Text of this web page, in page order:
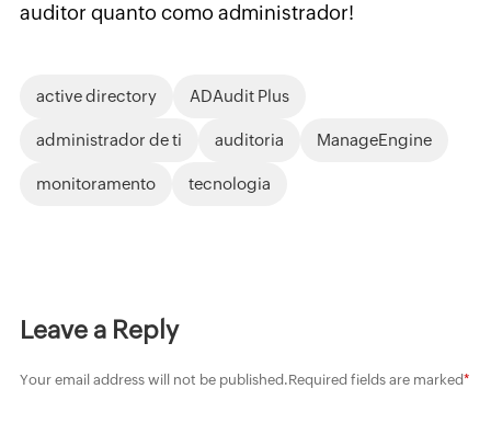
auditor quanto como administrador!
active directory ADAudit Plus
administrador de ti auditoria ManageEngine
monitoramento tecnologia
Leave a Reply
Your email address will not be published.Required fields are marked*